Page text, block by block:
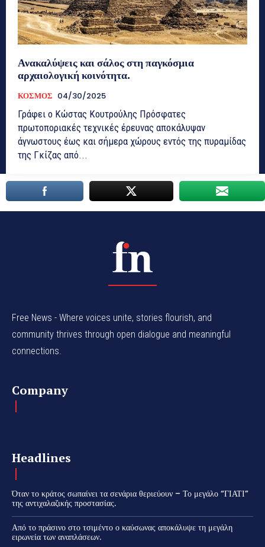
Ανακαλύψεις και σάλος στη παγκόσμια
αρχαιολογική κοινότητα.
ΚΟΣΜΟΣ 04/30/2025
Γράφει ο Κώστας Κουτρούλης Πρόσφατες
πρωτοποριακές τεχνικές έρευνας αποκάλυψαν
άγνωστους έως και σήμερα χώρους εντός της πυραμίδας
της Γκίζας από...
Free News - Where voices unite, stories flourish, and
community thrives through open dialogue and meaningful
connections.
Company
Headlines
Όταν το κράτος σωπαίνει τα σενάρια θεριεύουν – Το μεγάλο “ΓΙΑΤΙ”
της αντιχαλαζικής προστασίας.
Από το πράσινο στο τσιμέντο ο καύσωνας αποκάλυψε τη μεγάλη
ειρωνεία των αναπλάσεων.